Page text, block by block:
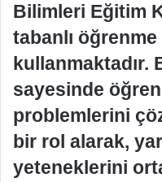
Bilimleri Eğitim
tabanlı
kullanmaktadır.
sayesinde
problemlerini
bir rol alarak,
yeteneklerini